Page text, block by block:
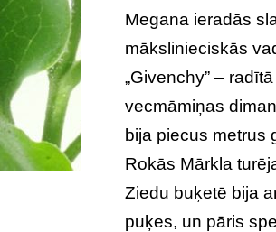
Megana ieradās
mākslinieciskās
„Givenchy” –
vecmāmiņas
bija piecus metrus
Rokās Mārkla
Ziedu buķetē bija
puķes, un pāris